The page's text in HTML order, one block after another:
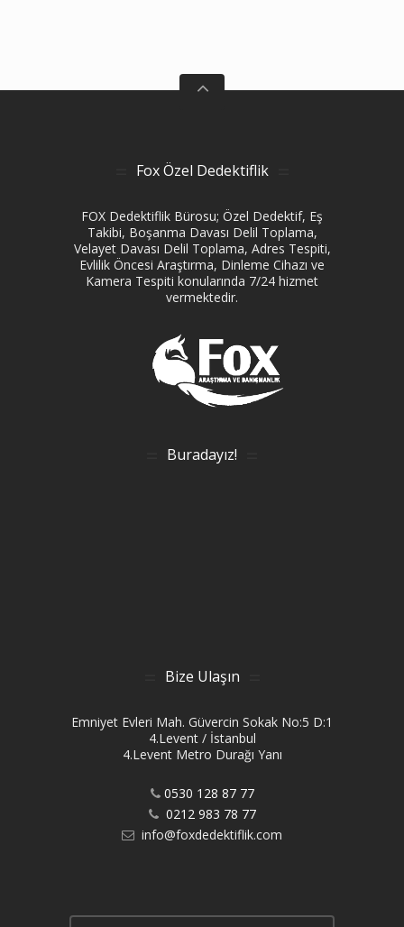
Fox Özel Dedektiflik
FOX Dedektiflik Bürosu; Özel Dedektif, Eş
Takibi, Boşanma Davası Delil Toplama,
Velayet Davası Delil Toplama, Adres Tespiti,
Evlilik Öncesi Araştırma, Dinleme Cihazı ve
Kamera Tespiti konularında 7/24 hizmet
vermektedir.
Buradayız!
Bize Ulaşın
Emniyet Evleri Mah. Güvercin Sokak No:5 D:1
4.Levent / İstanbul
4.Levent Metro Durağı Yanı
0530 128 87 77
0212 983 78 77
info@foxdedektiflik.com